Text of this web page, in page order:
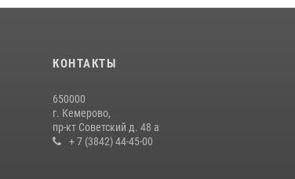
КОНТАКТЫ
650000
г. Кемерово,
пр-кт Советский д. 48 а
+ 7 (3842) 44-45-00